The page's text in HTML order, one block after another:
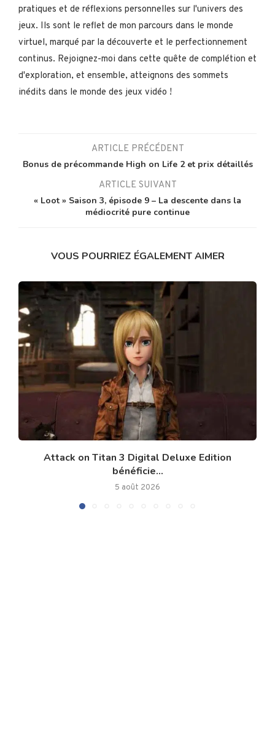
pratiques et de réflexions personnelles sur l'univers des
jeux. Ils sont le reflet de mon parcours dans le monde
virtuel, marqué par la découverte et le perfectionnement
continus. Rejoignez-moi dans cette quête de complétion et
d'exploration, et ensemble, atteignons des sommets
inédits dans le monde des jeux vidéo !
ARTICLE PRÉCÉDENT
Bonus de précommande High on Life 2 et prix détaillés
ARTICLE SUIVANT
« Loot » Saison 3, épisode 9 – La descente dans la
médiocrité pure continue
VOUS POURRIEZ ÉGALEMENT AIMER
Attack on Titan 3 Digital Deluxe Edition
bénéficie...
5 août 2026